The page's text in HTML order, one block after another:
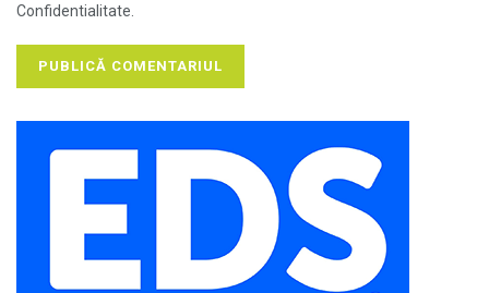
Confidentialitate.